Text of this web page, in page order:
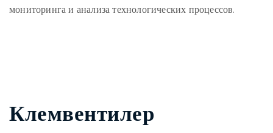
мониторинга и анализа технологических процессов.
Клемвентилер